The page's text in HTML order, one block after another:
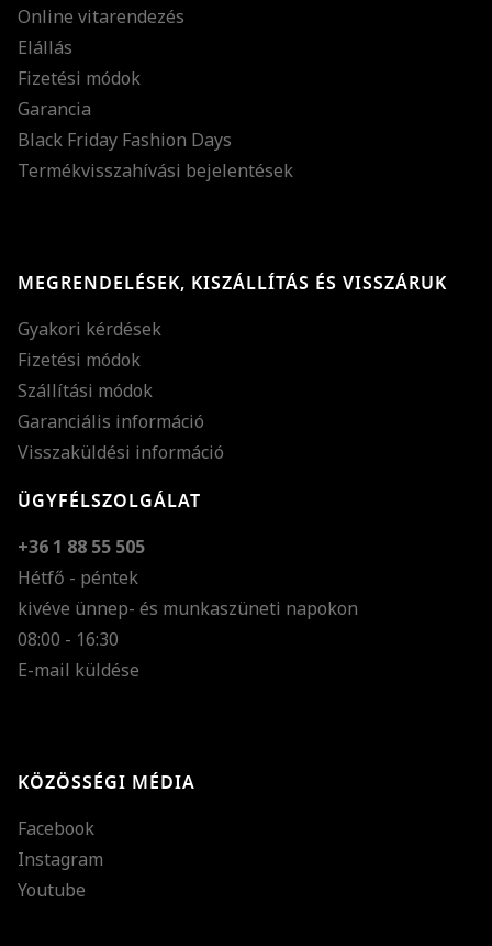
Online vitarendezés
Elállás
Fizetési módok
Garancia
Black Friday Fashion Days
Termékvisszahívási bejelentések
MEGRENDELÉSEK, KISZÁLLÍTÁS ÉS VISSZÁRUK
Gyakori kérdések
Fizetési módok
Szállítási módok
Garanciális információ
Visszaküldési információ
ÜGYFÉLSZOLGÁLAT
+36 1 88 55 505
Hétfő - péntek
kivéve ünnep- és munkaszüneti napokon
08:00 - 16:30
E-mail küldése
KÖZÖSSÉGI MÉDIA
Facebook
Instagram
Youtube